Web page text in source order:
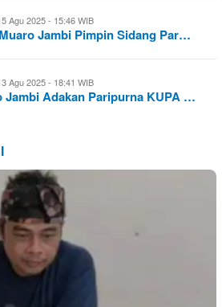
Agu 2025 - 15:46 WIB
Jambi Pimpin Sidang Par…
Agu 2025 - 18:41 WIB
Jambi Adakan Paripurna KUPA …